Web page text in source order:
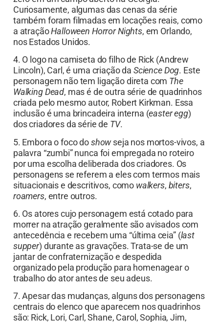
Curiosamente, algumas das cenas da série
também foram filmadas em locações reais, como
a atraçãoHalloween Horror Nights, em Orlando,
nos Estados Unidos.
4. O logo na camiseta do filho de Rick (Andrew
Lincoln), Carl, é uma criação da Science Dog. Este
personagem não tem ligação direta com The
Walking Dead, mas é de outra série de quadrinhos
criada pelo mesmo autor, Robert Kirkman. Essa
inclusão é uma brincadeira interna (easter egg)
dos criadores da série de TV.
5. Embora o foco doshowseja nos mortos-vivos, a
palavra “zumbi” nunca foi empregada no roteiro
por uma escolha deliberada dos criadores. Os
personagens se referem a eles com termos mais
situacionais e descritivos, como walkers, biters,
roamers, entre outros.
6. Os atores cujo personagem está cotado para
morrer na atração geralmente são avisados com
antecedência e recebem uma “última ceia” (last
supper) durante as gravações. Trata-se de um
jantar de confraternização e despedida
organizado pela produção para homenagear o
trabalho do ator antes de seu adeus.
7. Apesar das mudanças, alguns dos personagens
centrais do elenco que aparecem nos quadrinhos
são: Rick, Lori, Carl, Shane, Carol, Sophia, Jim,